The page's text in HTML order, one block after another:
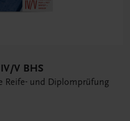
V BHS
Reife- und Diplomprüfung